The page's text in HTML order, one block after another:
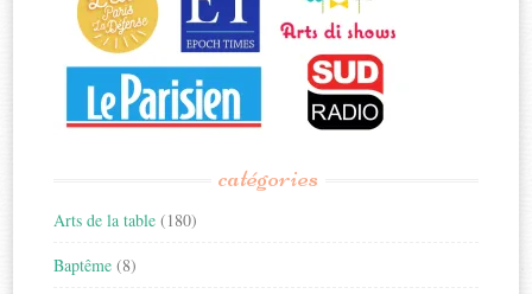
catégories
Arts de la table (180)
Baptême (8)